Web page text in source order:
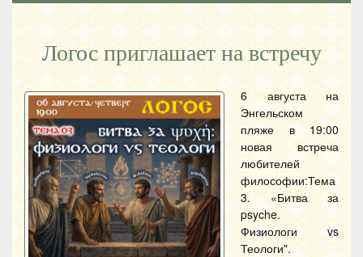
Логос приглашает на встречу
6 августа на
Энгельском
пляже в 19:00
новая встреча
любителей
философии:Тема
3. «Битва за
psyche.
Физиологи vs
Теологи".